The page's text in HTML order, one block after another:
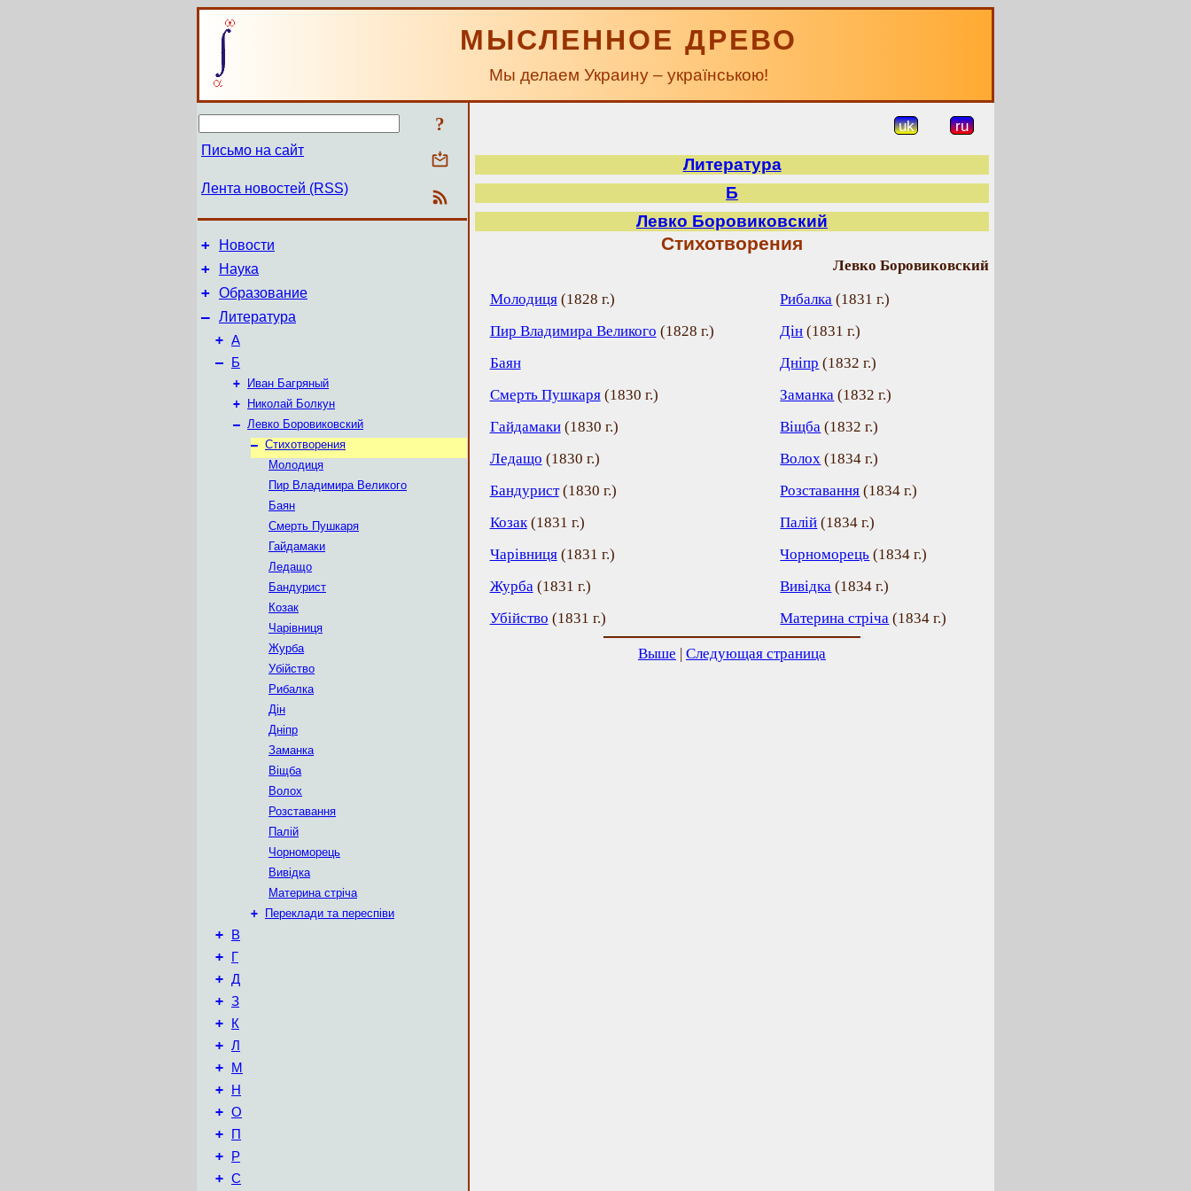
МЫСЛЕННОЕ ДРЕВО
Мы делаем Украину – українською!
?
Письмо на сайт
Лента новостей (RSS)
+ Новости
+ Наука
+ Образование
– Литература
+ А
– Б
+
Иван Багряный
+
Николай Болкун
– Левко Боровиковский
– Стихотворения
Молодиця
Пир Владимира Великого
Баян
Смерть Пушкаря
Гайдамаки
Ледащо
Бандурист
Козак
Чарівниця
Журба
Убійство
Рибалка
Дін
Дніпр
Заманка
Віщба
Волох
Розставання
Палій
Чорноморець
Вивідка
Материна стріча
+
Переклади та переспіви
+ В
+ Г
+ Д
+ З
+ К
+ Л
+ М
+ Н
+ О
+ П
+ Р
+ С
uk ru
Литература
Б
Левко Боровиковский
Стихотворения
Левко Боровиковский
Молодиця (1828 г.)
Пир Владимира Великого (1828 г.)
Баян
Смерть Пушкаря (1830 г.)
Гайдамаки (1830 г.)
Ледащо (1830 г.)
Бандурист (1830 г.)
Козак (1831 г.)
Чарівниця (1831 г.)
Журба (1831 г.)
Убійство (1831 г.)
Рибалка (1831 г.)
Дін (1831 г.)
Дніпр (1832 г.)
Заманка (1832 г.)
Віщба (1832 г.)
Волох (1834 г.)
Розставання (1834 г.)
Палій (1834 г.)
Чорноморець (1834 г.)
Вивідка (1834 г.)
Материна стріча (1834 г.)
Выше | Следующая страница